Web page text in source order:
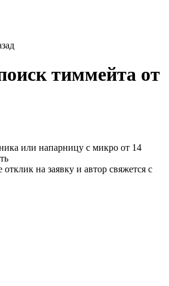
тиммейта от
или напарницу с микро от 14
отклик на заявку и автор свяжется с